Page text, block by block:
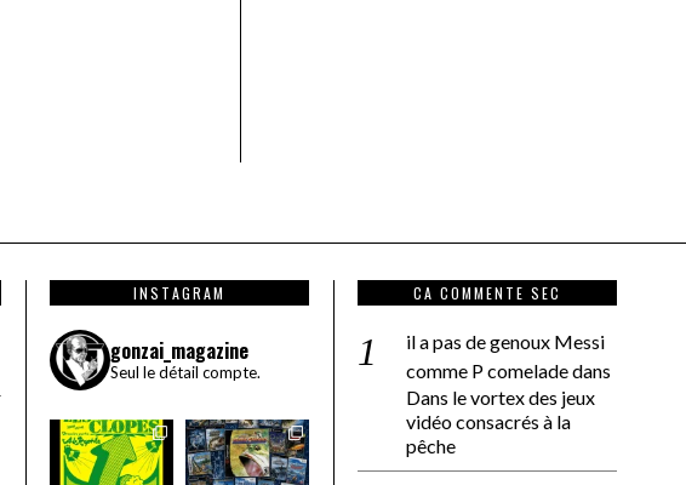
INSTAGRAM
gonzai_magazine
Seul le détail compte.
CA COMMENTE SEC
il a pas de genoux Messi
comme P comeladedans
Dans le vortex des jeux
vidéo consacrés à la
pêche